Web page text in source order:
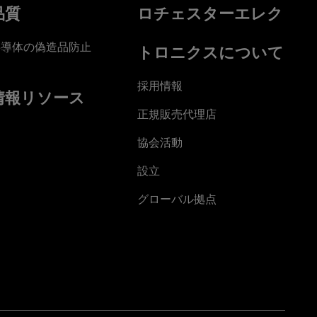
質
体の偽造品防止
報リソース
ロチェスターエレク
トロニクスについて
採用情報
正規販売代理店
協会活動
設立
グローバル拠点